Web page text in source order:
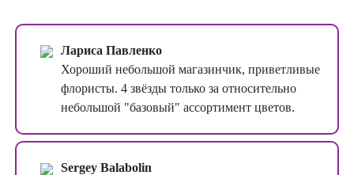
Лариса Павленко
Хороший небольшой магазинчик, приветливые
флористы. 4 звёзды только за относительно
небольшой "базовый" ассортимент цветов.
Sergey Balabolin